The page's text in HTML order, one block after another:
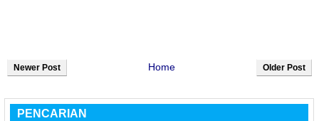
Newer Post Older Post
Home
PENCARIAN